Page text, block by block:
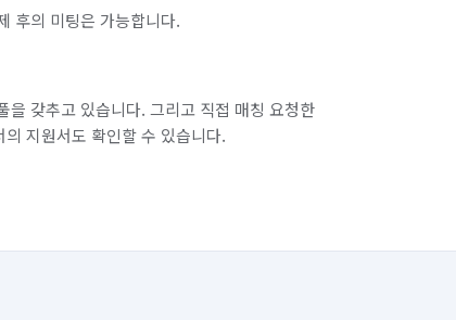
후의 미팅은 가능합니다.
을 갖추고 있습니다. 그리고 직접 매칭 요청한
지원서도 확인할 수 있습니다.